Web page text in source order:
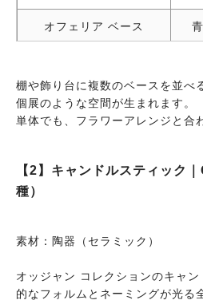
オフェリア ベース
トゥーカ ベース 鳥
棚や飾り台に複数のベースを並べ
個展のような空間が生まれます。
単体でも、フラワーアレンジと合
【2】キャンドルスティック
種）
素材：陶器（セラミック）
オッジャン コレクションのキャ
的なフォルムとネーミングが光る